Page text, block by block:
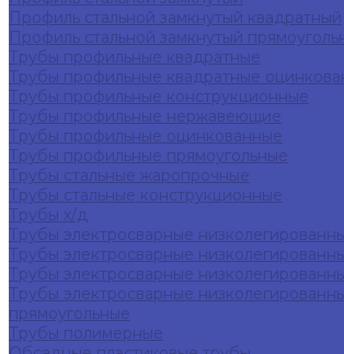
Профиль стальной замкнутый квадратный
Профиль стальной замкнутый
Трубы профильные квадратные
Трубы профильные квадратные
Трубы профильные конструкционные
Трубы профильные нержавеющие
Трубы профильные оцинкованные
Трубы профильные прямоугольные
Трубы стальные жаропрочные
Трубы стальные конструкционные
Трубы х/д
Трубы электросварные
Трубы электросварные
Трубы электросварные
Трубы электросварные
прямоугольные
Трубы полимерные